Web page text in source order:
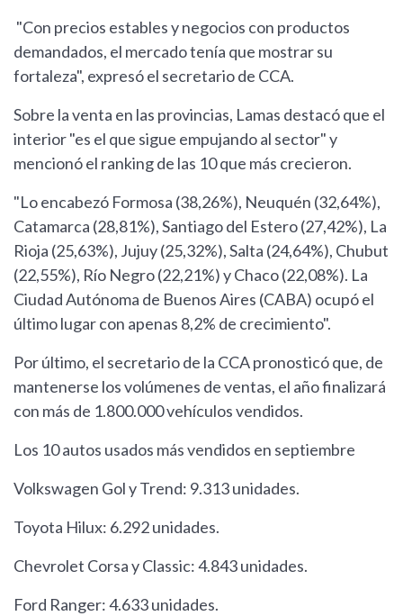
"Con precios estables y negocios con productos
demandados, el mercado tenía que mostrar su
fortaleza", expresó el secretario de CCA.
Sobre la venta en las provincias, Lamas destacó que el
interior "es el que sigue empujando al sector" y
mencionó el ranking de las 10 que más crecieron.
"Lo encabezó Formosa (38,26%), Neuquén (32,64%),
Catamarca (28,81%), Santiago del Estero (27,42%), La
Rioja (25,63%), Jujuy (25,32%), Salta (24,64%), Chubut
(22,55%), Río Negro (22,21%) y Chaco (22,08%). La
Ciudad Autónoma de Buenos Aires (CABA) ocupó el
último lugar con apenas 8,2% de crecimiento".
Por último, el secretario de la CCA pronosticó que, de
mantenerse los volúmenes de ventas, el año finalizará
con más de 1.800.000 vehículos vendidos.
Los 10 autos usados más vendidos en septiembre
Volkswagen Gol y Trend: 9.313 unidades.
Toyota Hilux: 6.292 unidades.
Chevrolet Corsa y Classic: 4.843 unidades.
Ford Ranger: 4.633 unidades.